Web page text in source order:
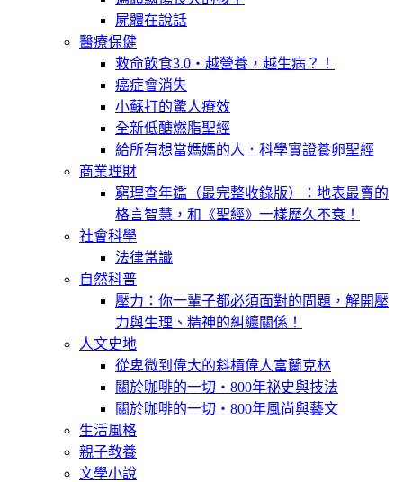
屍體在說話
醫療保健
救命飲食3.0‧越營養，越生病？！
癌症會消失
小蘇打的驚人療效
全新低醣燃脂聖經
給所有想當媽媽的人．科學實證養卵聖經
商業理財
窮理查年鑑（最完整收錄版）：地表最賣的
格言智慧，和《聖經》一樣歷久不衰！
社會科學
法律常識
自然科普
壓力：你一輩子都必須面對的問題，解開壓
力與生理、精神的糾纏關係！
人文史地
從卑微到偉大的斜槓偉人富蘭克林
關於咖啡的一切‧800年祕史與技法
關於咖啡的一切‧800年風尚與藝文
生活風格
親子教養
文學小說